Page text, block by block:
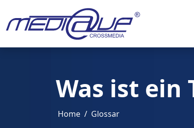
Was ist ein
Home Glossar